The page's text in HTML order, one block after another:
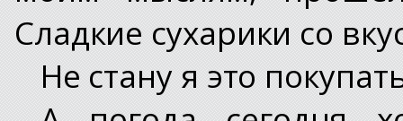
Сладкие сухарики со
Не стану я это